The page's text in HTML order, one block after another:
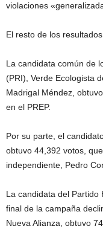
violaciones
El resto de los resultados
La candidata común de
(PRI), Verde Ecologista
Madrigal Méndez,
en el PREP.
Por su parte, el
obtuvo 44,392 votos,
independiente, Pedro
La candidata del
final de la campaña
Nueva Alianza, obtuvo